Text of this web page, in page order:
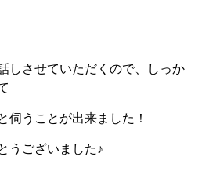
しさせていただくので、しっか
伺うことが出来ました！
うございました♪